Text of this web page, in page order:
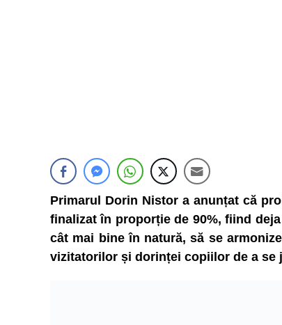
Primarul Dorin Nistor a anunțat că
finalizat în proporție de 90%, fiind
cât mai bine în natură, să se
vizitatorilor și dorinței copiilor de a se